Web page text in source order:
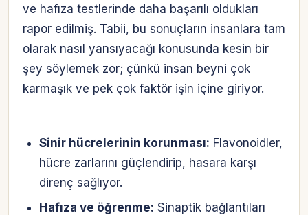
Hesabına giriş yap
Rolüne uygun panelden devam et.
ve hafıza testlerinde daha başarılı oldukları
rapor edilmiş. Tabii, bu sonuçların insanlara tam
olarak nasıl yansıyacağı konusunda kesin bir
şey söylemek zor; çünkü insan beyni çok
karmaşık ve pek çok faktör işin içine giriyor.
Sinir hücrelerinin korunması: Flavonoidler,
hücre zarlarını güçlendirip, hasara karşı
direnç sağlıyor.
Hafıza ve öğrenme: Sinaptik bağlantıları